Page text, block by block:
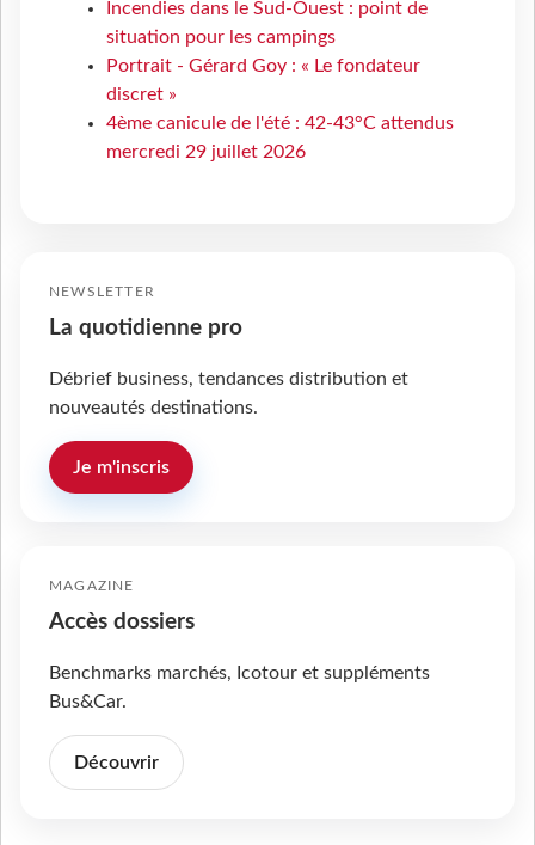
Incendies dans le Sud-Ouest : point de
situation pour les campings
Portrait - Gérard Goy : « Le fondateur
discret »
4ème canicule de l'été : 42-43°C attendus
mercredi 29 juillet 2026
NEWSLETTER
La quotidienne pro
Débrief business, tendances distribution et
nouveautés destinations.
Je m'inscris
MAGAZINE
Accès dossiers
Benchmarks marchés, Icotour et suppléments
Bus&Car.
Découvrir